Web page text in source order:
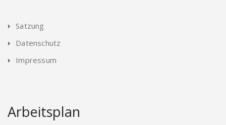
Satzung
Datenschutz
Impressum
Arbeitsplan